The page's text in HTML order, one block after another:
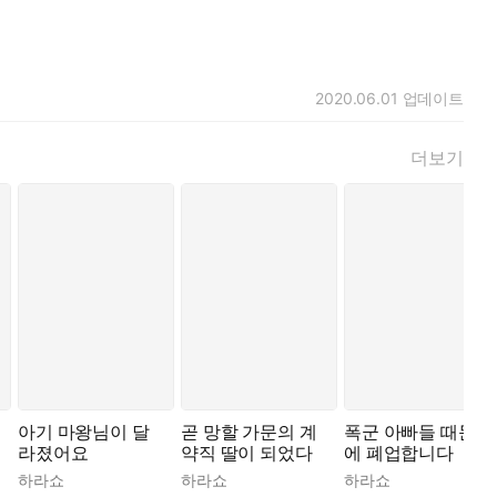
2020.06.01 업데이트
더보기
아기 마왕님이 달
라졌어요
하라쇼
곧 망할 가문의 계
약직 딸이 되었다
하라쇼
폭군 아빠들 때문
에 폐업합니다
하라쇼